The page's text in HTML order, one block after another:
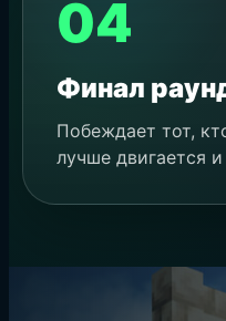
04
Финал
Побеждает тот,
лучше двигается